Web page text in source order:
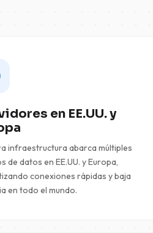
en EE.UU. y
infraestructura abarca múltiples
de datos en EE.UU. y Europa,
conexiones rápidas y baja
en todo el mundo.